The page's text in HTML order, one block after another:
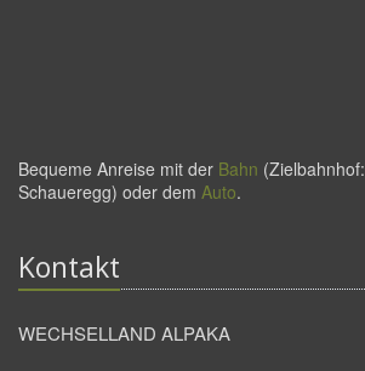
Bequeme Anreise mit der Bahn
Schaueregg) oder dem Auto.
Kontakt
WECHSELLAND ALPAKA